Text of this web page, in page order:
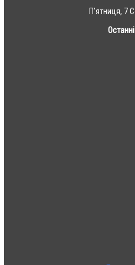
П’ятниця, 7